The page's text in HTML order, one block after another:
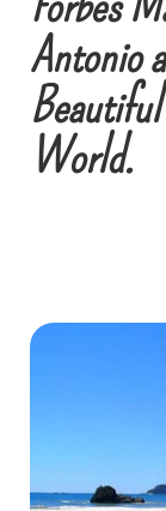
Antonio
World.